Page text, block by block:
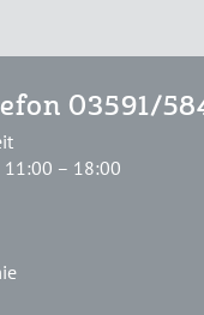
03591/
11:00 – 18:00